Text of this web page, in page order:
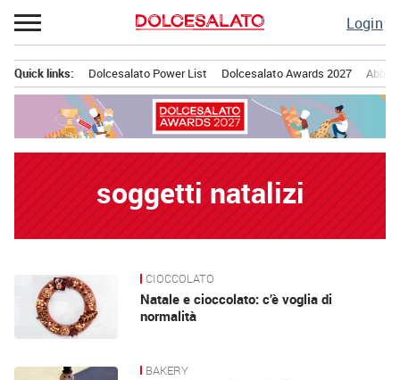
Passa
al
Login
principale
Quick links: Dolcesalato Power List Dolcesalato Awards 2027
soggetti natalizi
News CIOCCOLATO
Natale e cioccolato: c’è voglia di
normalità
BAKERY